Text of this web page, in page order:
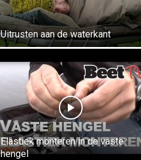
Uitrusten aan de waterkant
Elastiek monteren in de vaste
hengel